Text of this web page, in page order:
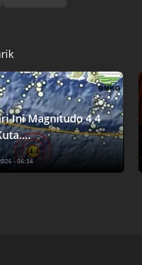
Ini Magnitudo 4,4
- 06:34